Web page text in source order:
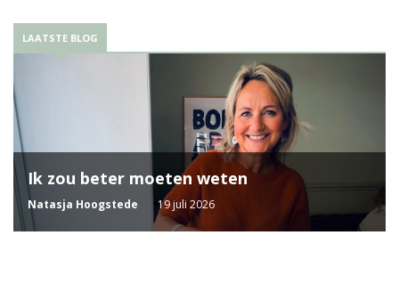
LAATSTE BLOG
Ik zou beter moeten weten
Natasja Hoogstede 19 juli 2026